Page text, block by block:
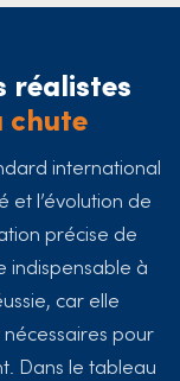
réalistes
chute
international
et l’évolution de
précise de
indispensable à
car elle
pour
Dans le tableau